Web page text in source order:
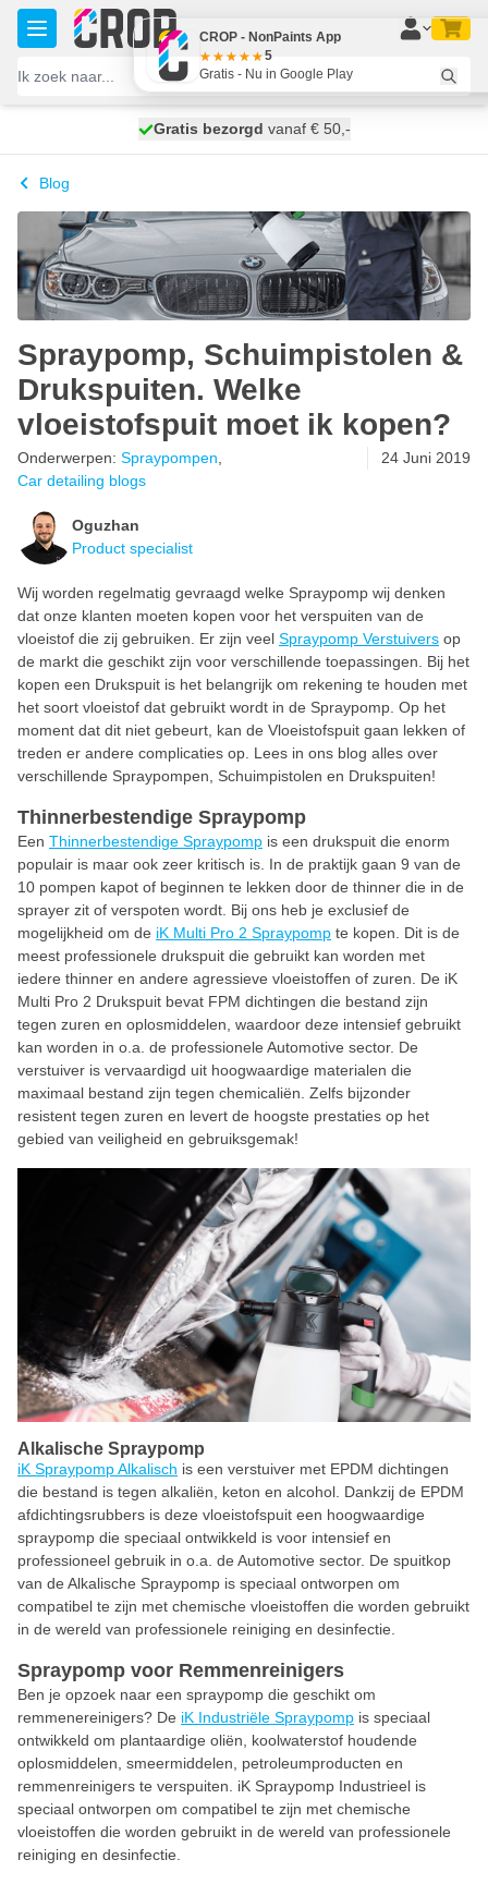
Ga naar de inhoud
maandag bezorgd
Gratis bezorgd vanaf € 50,-
100 dagen
Blog
Spraypomp, Schuimpistolen &
Drukspuiten. Welke
vloeistofspuit moet ik kopen?
Onderwerpen: Spraypompen
Car detailing blogs
24 Juni 2019
Oguzhan
Product specialist
Wij worden regelmatig gevraagd welke Spraypomp wij denken
dat onze klanten moeten kopen voor het verspuiten van de
vloeistof die zij gebruiken. Er zijn veel Spraypomp Verstuivers op
de markt die geschikt zijn voor verschillende toepassingen. Bij het
kopen een Drukspuit is het belangrijk om rekening te houden met
het soort vloeistof dat gebruikt wordt in de Spraypomp. Op het
moment dat dit niet gebeurt, kan de Vloeistofspuit gaan lekken of
treden er andere complicaties op. Lees in ons blog alles over
verschillende Spraypompen, Schuimpistolen en Drukspuiten!
Thinnerbestendige Spraypomp
Een Thinnerbestendige Spraypomp is een drukspuit die enorm
populair is maar ook zeer kritisch is. In de praktijk gaan 9 van de
10 pompen kapot of beginnen te lekken door de thinner die in de
sprayer zit of verspoten wordt. Bij ons heb je exclusief de
mogelijkheid om de iK Multi Pro 2 Spraypomp te kopen. Dit is de
meest professionele drukspuit die gebruikt kan worden met
iedere thinner en andere agressieve vloeistoffen of zuren. De iK
Multi Pro 2 Drukspuit bevat FPM dichtingen die bestand zijn
tegen zuren en oplosmiddelen, waardoor deze intensief gebruikt
kan worden in o.a. de professionele Automotive sector. De
verstuiver is vervaardigd uit hoogwaardige materialen die
maximaal bestand zijn tegen chemicaliën. Zelfs bijzonder
resistent tegen zuren en levert de hoogste prestaties op het
gebied van veiligheid en gebruiksgemak!
Alkalische Spraypomp
iK Spraypomp Alkalisch is een verstuiver met EPDM dichtingen
die bestand is tegen alkaliën, keton en alcohol. Dankzij de EPDM
afdichtingsrubbers is deze vloeistofspuit een hoogwaardige
spraypomp die speciaal ontwikkeld is voor intensief en
professioneel gebruik in o.a. de Automotive sector. De spuitkop
van de Alkalische Spraypomp is speciaal ontworpen om
compatibel te zijn met chemische vloeistoffen die worden gebruikt
in de wereld van professionele reiniging en desinfectie.
Spraypomp voor Remmenreinigers
Ben je opzoek naar een spraypomp die geschikt om
remmenereinigers? De iK Industriële Spraypomp is speciaal
ontwikkeld om plantaardige oliën, koolwaterstof houdende
oplosmiddelen, smeermiddelen, petroleumproducten en
remmenreinigers te verspuiten. iK Spraypomp Industrieel is
speciaal ontworpen om compatibel te zijn met chemische
vloeistoffen die worden gebruikt in de wereld van professionele
reiniging en desinfectie.
CROP - NonPaints App
5
Gratis - Nu in Google Play